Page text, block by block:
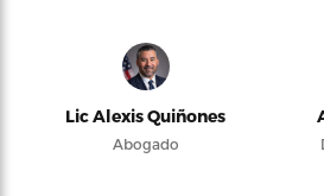
Lic Alexis Quiñones
Abogado